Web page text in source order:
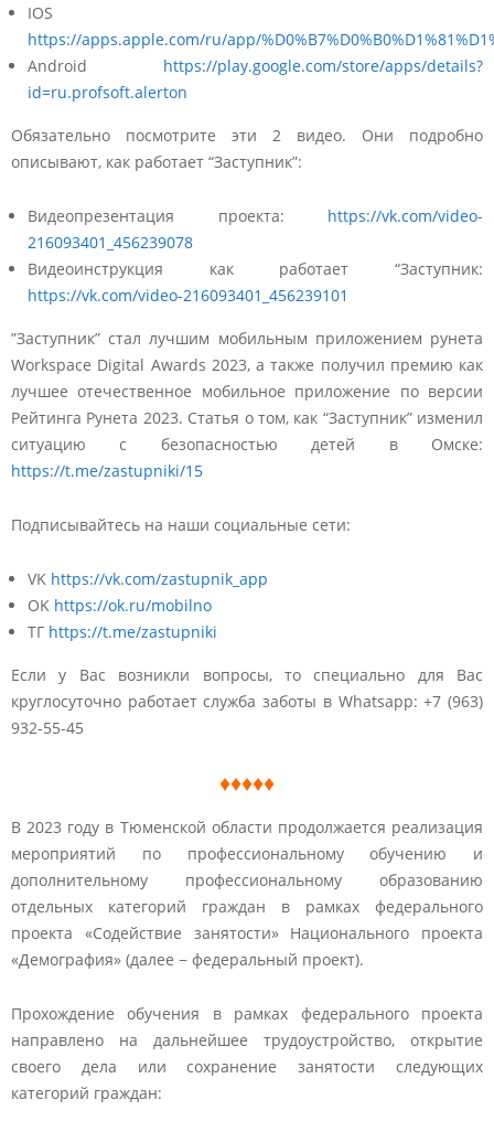
IOS
https://apps.apple.com/ru/app/
Android https://play.google.com/store/apps/details?
id=ru.profsoft.alerton
Обязательно посмотрите эти 2 видео. Они подробно
описывают, как работает “Заступник”:
Видеопрезентация проекта: https://vk.com/video-
216093401_456239078
Видеоинструкция как работает “Заступник:
https://vk.com/video-216093401_456239101
”Заступник” стал лучшим мобильным приложением рунета
Workspace Digital Awards 2023, а также получил премию как
лучшее отечественное мобильное приложение по версии
Рейтинга Рунета 2023. Статья о том, как “Заступник” изменил
ситуацию с безопасностью детей в Омске:
https://t.me/zastupniki/15
Подписывайтесь на наши социальные сети:
VK https://vk.com/zastupnik_app
OK https://ok.ru/mobilno
ТГ https://t.me/zastupniki
Если у Вас возникли вопросы, то специально для Вас
круглосуточно работает служба заботы в Whatsapp: +7 (963)
932-55-45
♦♦♦♦♦
В 2023 году в Тюменской области продолжается реализация
мероприятий по профессиональному обучению и
дополнительному профессиональному образованию
отдельных категорий граждан в рамках федерального
проекта «Содействие занятости» Национального проекта
«Демография» (далее − федеральный проект).
Прохождение обучения в рамках федерального проекта
направлено на дальнейшее трудоустройство, открытие
своего дела или сохранение занятости следующих
категорий граждан: